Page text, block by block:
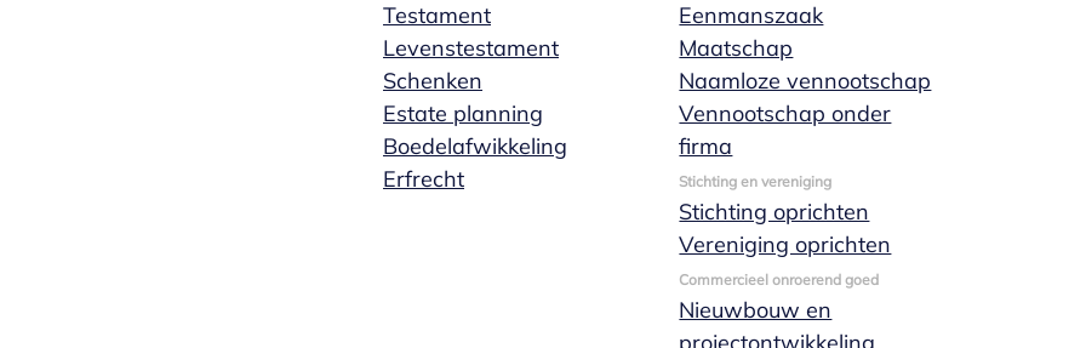
Testament
Levenstestament
Schenken
Estate planning
Boedelafwikkeling
Erfrecht
Eenmanszaak
Maatschap
Naamloze vennootschap
Vennootschap onder
firma
Stichting en vereniging
Stichting oprichten
Vereniging oprichten
Commercieel onroerend goed
Nieuwbouw en